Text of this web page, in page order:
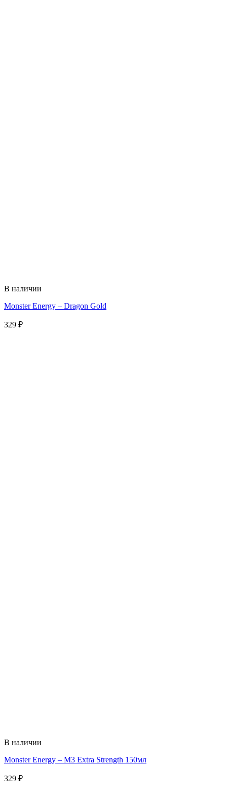
В наличии
Monster Energy – Dragon Gold
329 ₽
В наличии
Monster Energy – M3 Extra Strength 150мл
329 ₽